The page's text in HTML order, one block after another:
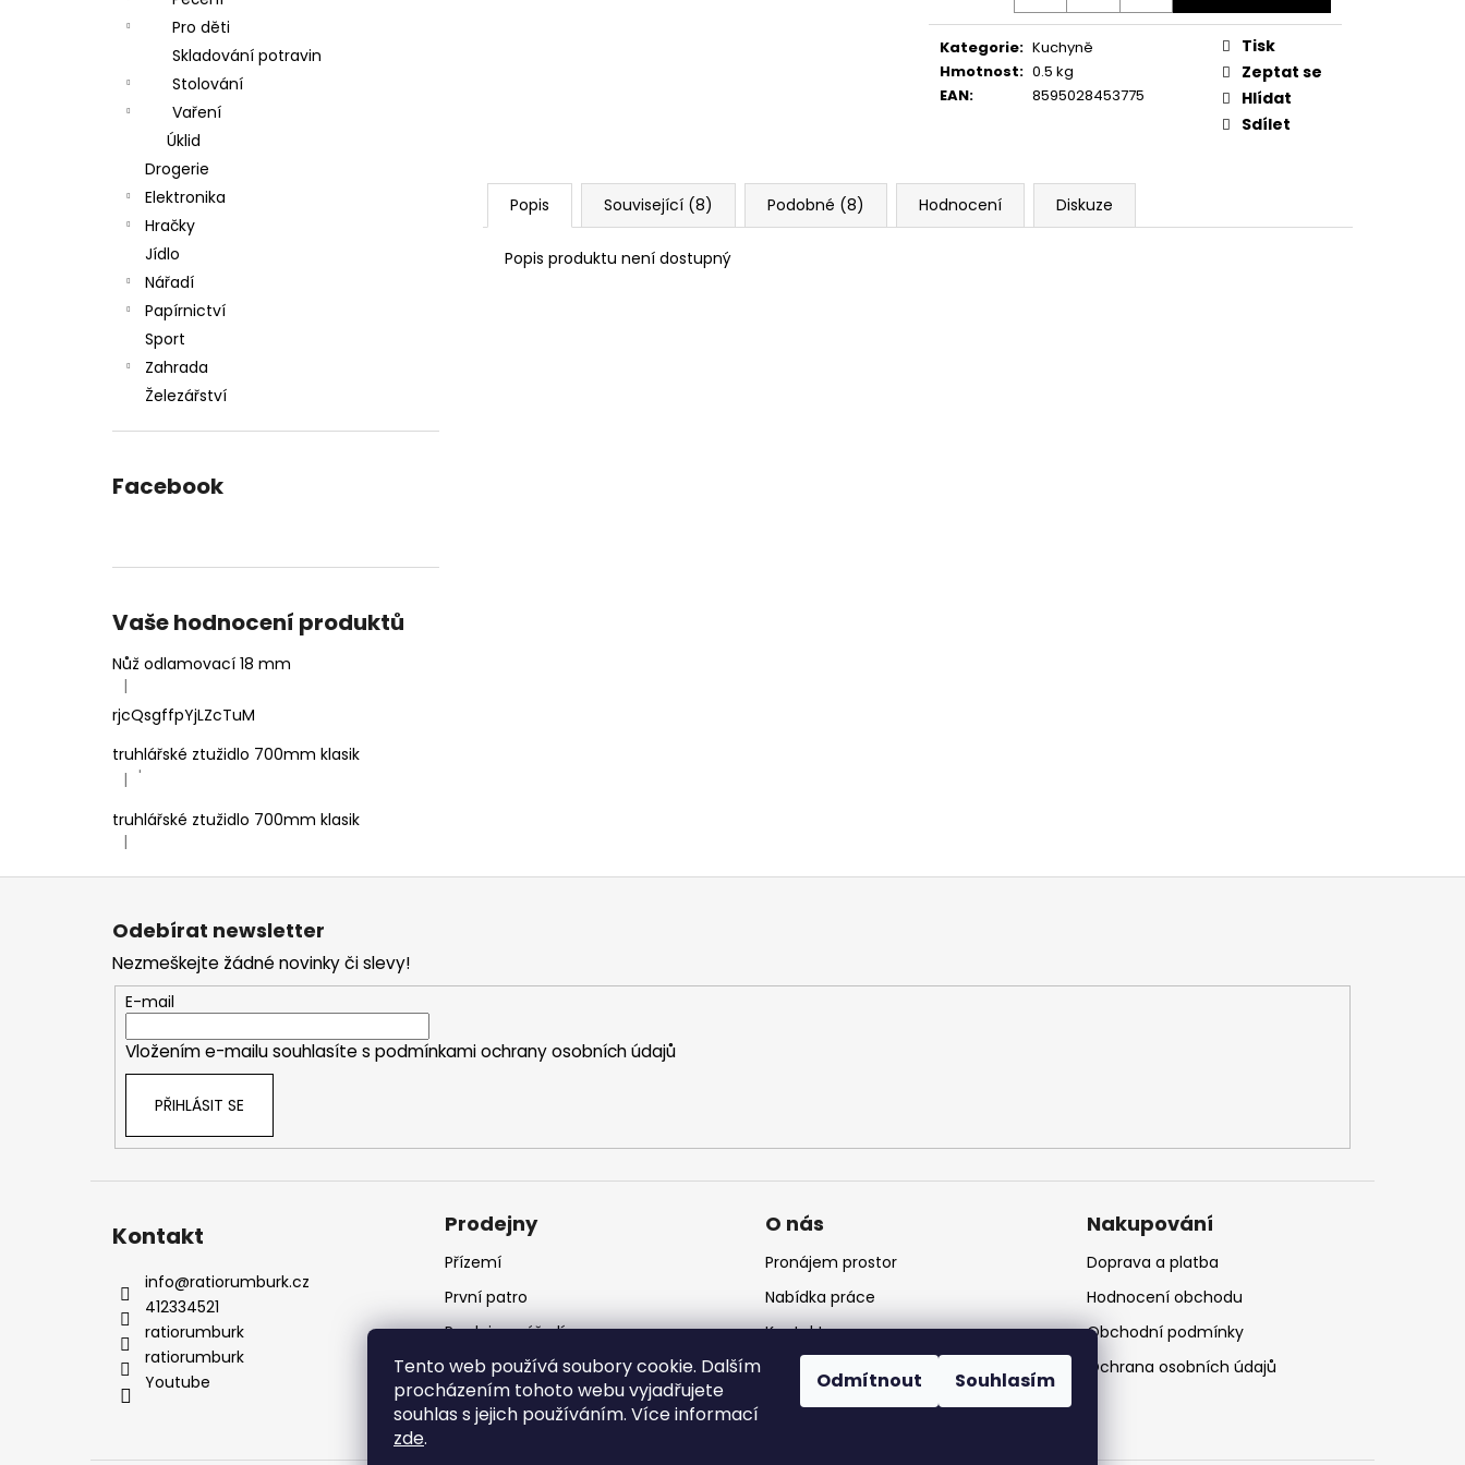
Tento web používá soubory cookie. Dalším
procházením tohoto webu vyjadřujete
souhlas s jejich používáním. Více informací
zde.
Odmítnout Souhlasím
Pro děti
Skladování potravin
Stolování
Vaření
Úklid
Drogerie
Elektronika
Hračky
Jídlo
Nářadí
Papírnictví
Sport
Zahrada
Železářství
Facebook
Vaše hodnocení produktů
Nůž odlamovací 18 mm
Hodnocení produktu je 4 z 5 hvězdiček.
|
rjcQsgffpYjLZcTuM
truhlářské ztužidlo 700mm klasik
Hodnocení produktu je 5 z 5 hvězdiček.
| '
truhlářské ztužidlo 700mm klasik
Hodnocení produktu je 5 z 5 hvězdiček.
|
Kategorie: Kuchyně
Hmotnost: 0.5 kg
EAN: 8595028453775
Tisk
Zeptat se
Hlídat
Sdílet
Popis Související (8) Podobné (8) Hodnocení Diskuze
Popis produktu není dostupný
Z
Odebírat newsletter
Nezmeškejte žádné novinky či slevy!
E-mail
Vložením e-mailu souhlasíte s podmínkami ochrany osobních údajů
PŘIHLÁSIT SE
Kontakt
info@ratiorumburk.cz
412334521
ratiorumburk
ratiorumburk
Youtube
Prodejny
Přízemí
První patro
Prodejna nářadí
Prodejna krmiv
O nás
Pronájem prostor
Nabídka práce
Kontakt
Nakupování
Doprava a platba
Hodnocení obchodu
Obchodní podmínky
Ochrana osobních údajů